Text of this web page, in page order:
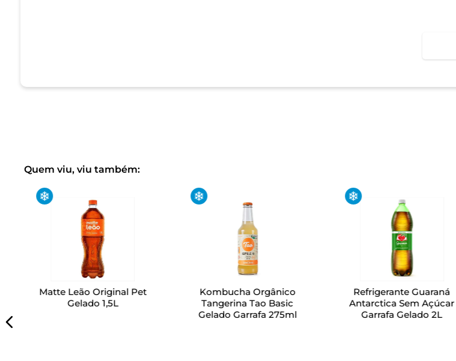
Quem viu, viu também:
Matte Leão Original Pet
Gelado 1,5L
Kombucha Orgânico
Tangerina Tao Basic
Gelado Garrafa 275ml
Refrigerante Guaraná
Antarctica Sem Açúcar
Garrafa Gelado 2L